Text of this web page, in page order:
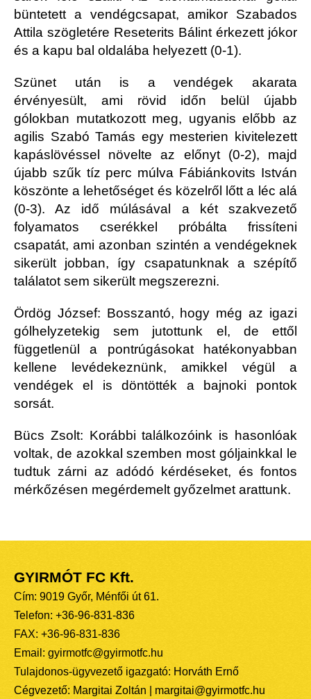
büntetett a vendégcsapat, amikor Szabados
Attila szögletére Reseterits Bálint érkezett jókor
és a kapu bal oldalába helyezett (0-1).
Szünet után is a vendégek akarata
érvényesült, ami rövid időn belül újabb
gólokban mutatkozott meg, ugyanis előbb az
agilis Szabó Tamás egy mesterien kivitelezett
kapáslövéssel növelte az előnyt (0-2), majd
újabb szűk tíz perc múlva Fábiánkovits István
köszönte a lehetőséget és közelről lőtt a léc alá
(0-3). Az idő múlásával a két szakvezető
folyamatos cserékkel próbálta frissíteni
csapatát, ami azonban szintén a vendégeknek
sikerült jobban, így csapatunknak a szépítő
találatot sem sikerült megszerezni.
Ördög József: Bosszantó, hogy még az igazi
gólhelyzetekig sem jutottunk el, de ettől
függetlenül a pontrúgásokat hatékonyabban
kellene levédekeznünk, amikkel végül a
vendégek el is döntötték a bajnoki pontok
sorsát.
Bücs Zsolt: Korábbi találkozóink is hasonlóak
voltak, de azokkal szemben most góljainkkal le
tudtuk zárni az adódó kérdéseket, és fontos
mérkőzésen megérdemelt győzelmet arattunk.
GYIRMÓT FC Kft.
Cím: 9019 Győr, Ménfői út 61.
Telefon: +36-96-831-836
FAX: +36-96-831-836
Email: gyirmotfc@gyirmotfc.hu
Tulajdonos-ügyvezető igazgató: Horváth Ernő
Cégvezető: Margitai Zoltán | margitai@gyirmotfc.hu